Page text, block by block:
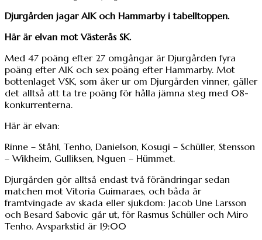
Djurgården jagar AIK och Hammarby i tabelltoppen.
Här är elvan mot Västerås SK.
Med 47 poäng efter 27 omgångar är Djurgården fyra
poäng efter AIK och sex poäng efter Hammarby. Mot
bottenlaget VSK, som åker ur om Djurgården vinner, gäller
det alltså att ta tre poäng för hålla jämna steg med 08-
konkurrenterna.
Här är elvan:
Rinne – Ståhl, Tenho, Danielson, Kosugi – Schüller, Stensson
– Wikheim, Gulliksen, Nguen – Hümmet.
Djurgården gör alltså endast två förändringar sedan
matchen mot Vitoria Guimaraes, och båda är
framtvingade av skada eller sjukdom: Jacob Une Larsson
och Besard Sabovic går ut, för Rasmus Schüller och Miro
Tenho. Avsparkstid är 19:00